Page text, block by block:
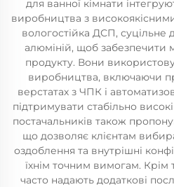
для ванної кімнати
виробництва з
вологостійка ДСП, суцільне
алюміній, щоб забезпечити
продукту. Вони
виробництва, включаючи
верстатах з ЧПК і
підтримувати стабільно
постачальників також
що дозволяє клієнтам
оздоблення та внутрішні
їхнім точним вимогам. Крім
часто надають додаткові